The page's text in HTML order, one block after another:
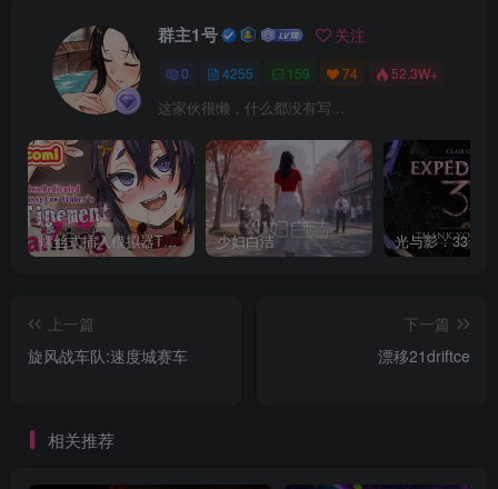
群主1号 关注
0 4255 159 74 52.3W+
这家伙很懒，什么都没有写...
螺丝式插入模拟器TMA02 少妇白洁
上一篇
旋风战车队:速度城赛车
下一篇
漂移21driftce
相关推荐